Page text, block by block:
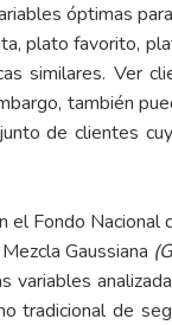
óptimas
plato favorito,
similares.
también
de clientes
Fondo
Gaussiana
variables
tradicional de